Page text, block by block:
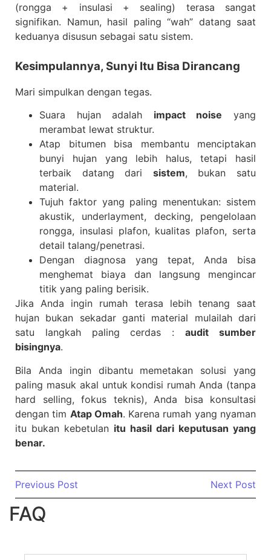
(rongga + insulasi + sealing) terasa sangat
signifikan. Namun, hasil paling “wah” datang saat
keduanya disusun sebagai satu sistem.
Kesimpulannya, Sunyi Itu Bisa Dirancang
Mari simpulkan dengan tegas.
Suara hujan adalah impact noise yang
merambat lewat struktur.
Atap bitumen bisa membantu menciptakan
bunyi hujan yang lebih halus, tetapi hasil
terbaik datang dari sistem, bukan satu
material.
Tujuh faktor yang paling menentukan: sistem
akustik, underlayment, decking, pengelolaan
rongga, insulasi plafon, kualitas plafon, serta
detail talang/penetrasi.
Dengan diagnosa yang tepat, Anda bisa
menghemat biaya dan langsung mengincar
titik yang paling berisik.
Jika Anda ingin rumah terasa lebih tenang saat
hujan bukan sekadar ganti material mulailah dari
satu langkah paling cerdas :audit sumber
bisingnya.
Bila Anda ingin dibantu memetakan solusi yang
paling masuk akal untuk kondisi rumah Anda (tanpa
hard selling, fokus teknis), Anda bisa konsultasi
dengan tim Atap Omah. Karena rumah yang nyaman
itu bukan kebetulan itu hasil dari keputusan yang
benar.
Previous Post Next Post
FAQ